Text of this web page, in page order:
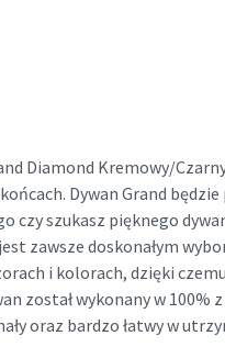
Diamond Kremowy/
Dywan Grand
czy szukasz pięknego
zawsze doskonałym
i kolorach, dzięki
został wykonany w 100%
oraz bardzo łatwy w